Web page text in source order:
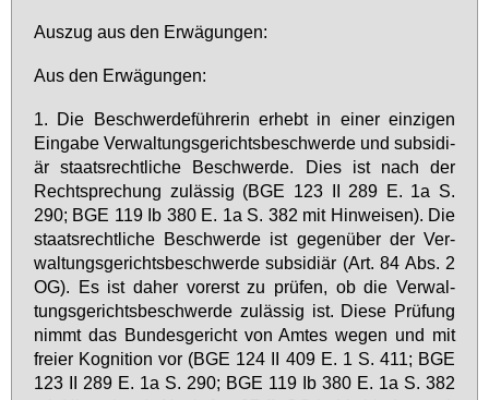
Aus­zug aus den Er­wä­gun­gen:
Aus den Er­wä­gun­gen:
1. Die Be­schwer­de­füh­re­rin er­hebt in ei­ner ein­zi­gen
Ein­ga­be Ver­wal­tungs­ge­richts­be­schwer­de und sub­si­di­
är staats­recht­li­che Be­schwer­de. Dies ist nach der
Recht­spre­chung zu­läs­sig (BGE 123 II 289 E. 1a S.
290; BGE 119 Ib 380 E. 1a S. 382 mit Hin­wei­sen). Die
staats­recht­li­che Be­schwer­de ist ge­gen­über der Ver­
wal­tungs­ge­richts­be­schwer­de sub­si­di­är (Art. 84 Abs. 2
OG). Es ist da­her vor­erst zu prü­fen, ob die Ver­wal­
tungs­ge­richts­be­schwer­de zu­läs­sig ist. Die­se Prü­fung
nimmt das Bun­des­ge­richt von Am­tes we­gen und mit
frei­er Ko­gni­ti­on vor (BGE 124 II 409 E. 1 S. 411; BGE
123 II 289 E. 1a S. 290; BGE 119 Ib 380 E. 1a S. 382